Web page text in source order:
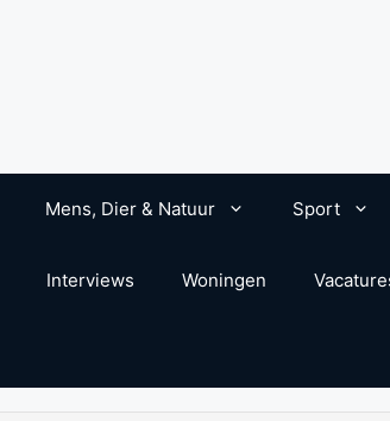
Mens, Dier & Natuur Sport
Interviews Woningen